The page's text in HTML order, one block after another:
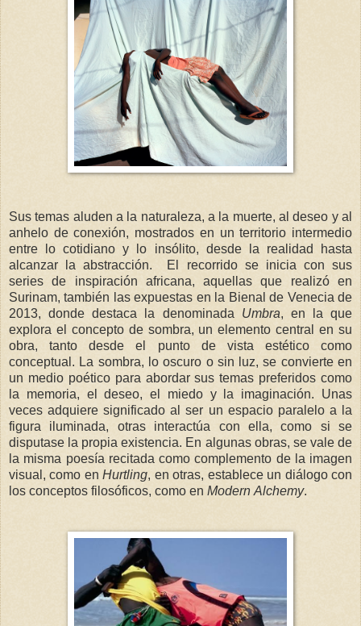
Sus temas aluden a la naturaleza, a la muerte, al deseo y al
anhelo de conexión, mostrados en un territorio intermedio
entre lo cotidiano y lo insólito, desde la realidad hasta
alcanzar la abstracción. El recorrido se inicia con sus
series de inspiración africana, aquellas que realizó en
Surinam, también las expuestas en la Bienal de Venecia de
2013, donde destaca la denominada Umbra, en la que
explora el concepto de sombra, un elemento central en su
obra, tanto desde el punto de vista estético como
conceptual. La sombra, lo oscuro o sin luz, se convierte en
un medio poético para abordar sus temas preferidos como
la memoria, el deseo, el miedo y la imaginación. Unas
veces adquiere significado al ser un espacio paralelo a la
figura iluminada, otras interactúa con ella, como si se
disputase la propia existencia. En algunas obras, se vale de
la misma poesía recitada como complemento de la imagen
visual, como enHurtling, en otras, establece un diálogo con
los conceptos filosóficos, como en Modern Alchemy.